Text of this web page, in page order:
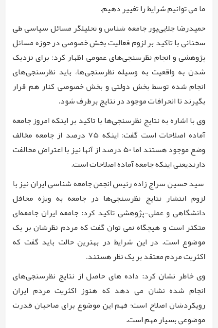
ما می توانیم شرایط را تغییر دهیم.
حمیدرضا جلایی‌پور جامعه شناس و تحلیلگر مسائل سیاسی طی
سخنانی با تاکید بر لزوم فعالیت بخش خصوصی در حوزه مسائل
پژوهشی و انجام نظرسنجی‌های عمومی اظهار کرد: برای نزدیک
شدن به واقعیت به وسیله نظرسنجی‌ها، باید نظرسنجی‌های
انجام شده توسط بخش دولتی و بخش خصوصی کنار هم قرار
بگیرند تا انحرافات موجود در نتایج برطرف شود.
وی با اشاره به نتایج نظرسنجی‌ها با تاکید بر اینکه امروز جامعه
آماده اصلاحات است گفت: اینکه 7۵ درصد از جامعه مخالف
وضع موجود هستند اما50درصد از آنها نیز با اعتراض مخالفت
دارندیعنی اینکه جامعه آماده اصلاحات است.
سید حسین سراج زاده رئیس انجمن جامعه شناسی ایران نیز با
لزوم انتشار نتایج نظرسنجی‌ها در جامعه به ویژه محافل
دانشگاهی و عملی-پژوهشی تاکید کرد: جامعه ایران جامعه‌ای
متکثر است و هیچگاه نمی توان گفت که مردم نظرشان بر یک
موضوع است. در این شرایط در بهترین حالت باید گفت که
اکثریت مردم معتقد بر یک نظر هستند.
وی خاطر نشان کرد: داده های حاصل از نتایج نظرسنجی‌های
انجام شده نشان می دهد که هنوز اکثریت مردم ایران
رویکردشان اصلاح است؛ فهم این موضوع برای صاحبان قدرت
موضوعی بسیار مهم است.